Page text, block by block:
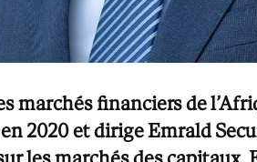
marchés financiers de
2020 et dirige Emrald
les marchés des